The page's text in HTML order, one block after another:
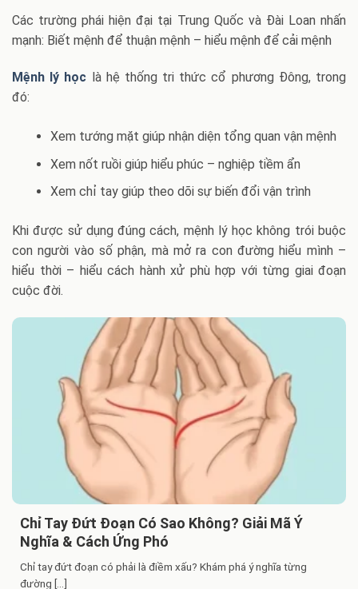
Các trường phái hiện đại tại Trung Quốc và Đài Loan nhấn
mạnh: Biết mệnh để thuận mệnh – hiểu mệnh để cải mệnh
Mệnh lý học là hệ thống tri thức cổ phương Đông, trong
đó:
Xem tướng mặt giúp nhận diện tổng quan vận mệnh
Xem nốt ruồi giúp hiểu phúc – nghiệp tiềm ẩn
Xem chỉ tay giúp theo dõi sự biến đổi vận trình
Khi được sử dụng đúng cách, mệnh lý học không trói buộc
con người vào số phận, mà mở ra con đường hiểu mình –
hiểu thời – hiểu cách hành xử phù hợp với từng giai đoạn
cuộc đời.
Chỉ Tay Đứt Đoạn Có Sao Không? Giải Mã Ý
Nghĩa & Cách Ứng Phó
Chỉ tay đứt đoạn có phải là điềm xấu? Khám phá ý nghĩa từng
đường [...]